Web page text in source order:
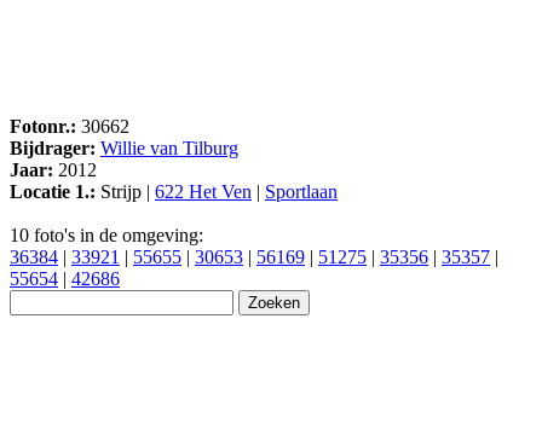
Fotonr.: 30662
Bijdrager: Willie van Tilburg
Jaar: 2012
Locatie 1.: Strijp | 622 Het Ven | Sportlaan
10 foto's in de omgeving:
36384 | 33921 | 55655 | 30653 | 56169 | 51275 | 35356 | 35357 |
55654 | 42686